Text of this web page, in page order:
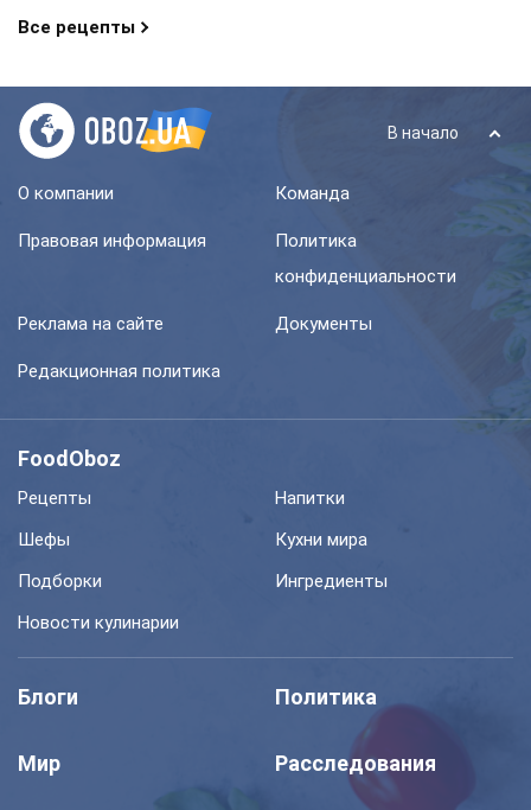
Все рецепты
В начало
О компании Команда
Правовая информация
Политика
конфиденциальности
Реклама на сайте Документы
Редакционная политика
FoodOboz
Рецепты
Напитки
Шефы
Кухни мира
Подборки
Ингредиенты
Новости кулинарии
Блоги Политика
Мир Расследования